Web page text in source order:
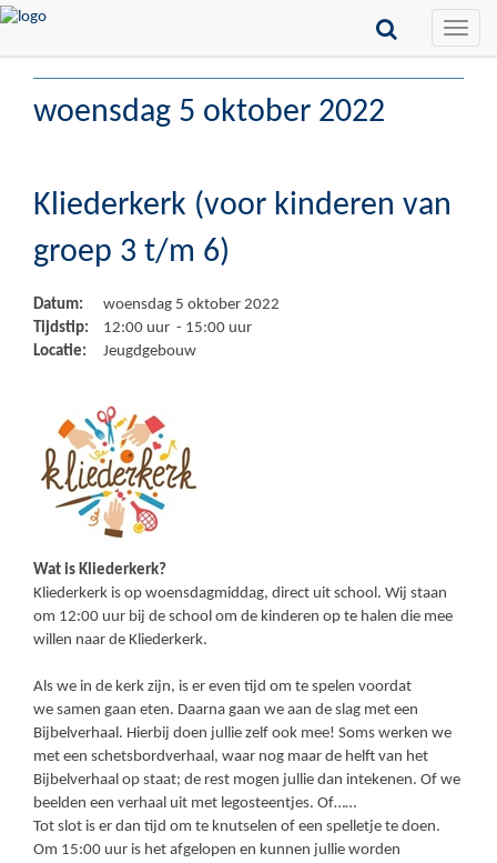
Toggle
woensdag 5 oktober 2022
Kliederkerk (voor kinderen van
groep 3 t/m 6)
Datum:
woensdag 5 oktober 2022
Tijdstip:
12:00 uur - 15:00 uur
Locatie:
Jeugdgebouw
Wat is Kliederkerk?
Kliederkerk is op woensdagmiddag, direct uit school. Wij staan
om 12:00 uur bij de school om de kinderen op te halen die mee
willen naar de Kliederkerk.
Als we in de kerk zijn, is er even tijd om te spelen voordat
we samen gaan eten. Daarna gaan we aan de slag met een
Bijbelverhaal. Hierbij doen jullie zelf ook mee! Soms werken we
met een schetsbordverhaal, waar nog maar de helft van het
Bijbelverhaal op staat; de rest mogen jullie dan intekenen. Of we
beelden een verhaal uit met legosteentjes. Of……
Tot slot is er dan tijd om te knutselen of een spelletje te doen.
Om 15:00 uur is het afgelopen en kunnen jullie worden